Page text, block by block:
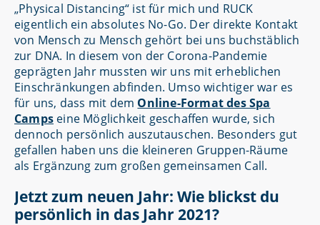
„Physical Distancing“ ist für mich und RUCK
eigentlich ein absolutes No-Go. Der direkte Kontakt
von Mensch zu Mensch gehört bei uns buchstäblich
zur DNA. In diesem von der Corona-Pandemie
geprägten Jahr mussten wir uns mit erheblichen
Einschränkungen abfinden. Umso wichtiger war es
für uns, dass mit dem Online-Format des Spa
Camps eine Möglichkeit geschaffen wurde, sich
dennoch persönlich auszutauschen. Besonders gut
gefallen haben uns die kleineren Gruppen-Räume
als Ergänzung zum großen gemeinsamen Call.
Jetzt zum neuen Jahr: Wie blickst du
persönlich in das Jahr 2021?